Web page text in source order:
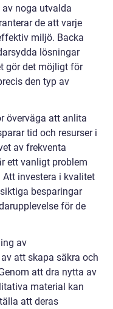
noga utvalda
de att varje
miljö. Backa
lösningar
gör det möjligt för
den typ av
överväga att anlita
tid och resurser i
av frekventa
ett vanligt problem
investera i kvalitet
besparingar
för de
av
att skapa säkra och
att dra nytta av
material kan
att deras